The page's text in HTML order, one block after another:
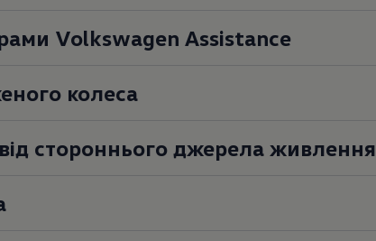
Volkswagen Assistance
колеса
стороннього джерела живлення